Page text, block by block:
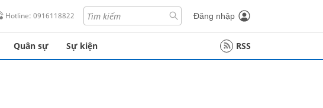
Hotline: 0916118822 Đăng nhập
Quân sự Sự kiện RSS